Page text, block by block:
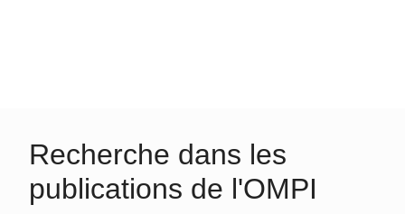
Recherche dans les
publications de l'OMPI